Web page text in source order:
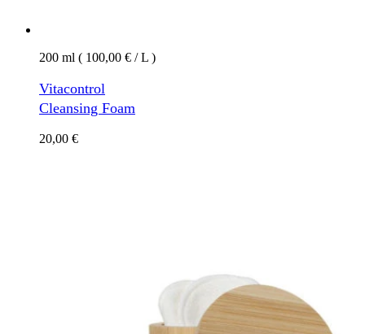
200 ml ( 100,00 € / L )
Vitacontrol
Cleansing Foam
20,00 €